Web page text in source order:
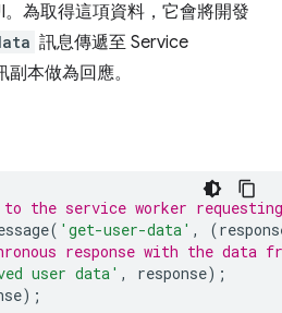
為取得這項資料，它會將開發
訊息傳遞至 Service
本做為回應。
to the service worker
( 'get-user-data' , (
response with the data
user data' , response);
);